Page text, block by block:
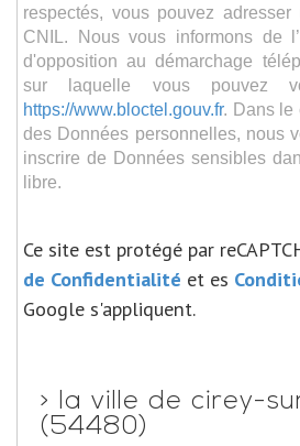
respectés, vous pouvez
CNIL. Nous vous informons de
d'opposition au démarchage
sur laquelle vous pouvez
https://www.bloctel.gouv.fr. Dans le
des Données personnelles, nous
inscrire de Données sensibles
libre.
Ce site est protégé par
de Confidentialité et es
Google s'appliquent.
> la ville de cirey-
(54480)